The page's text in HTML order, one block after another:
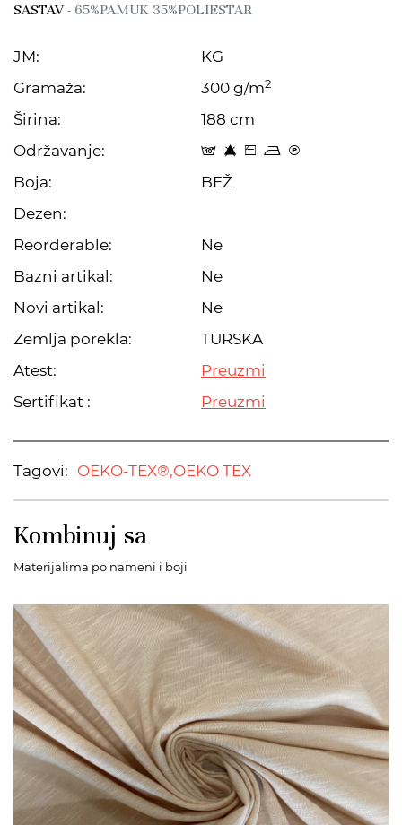
SASTAV- 65%PAMUK 35%POLIESTAR
JM:
KG
Gramaža:
300 g/m2
Širina:
188 cm
Održavanje:
t 8 Z o C
Boja:
BEŽ
Dezen:
Reorderable:
Ne
Bazni artikal:
Ne
Novi artikal:
Ne
Zemlja porekla:
TURSKA
Atest:
Preuzmi
Sertifikat :
Preuzmi
Tagovi: OEKO-TEX®,OEKO TEX
Kombinuj sa
Materijalima po nameni i boji